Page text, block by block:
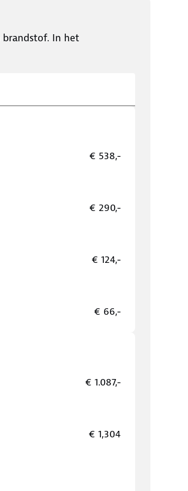
brandstof. In het
€ 538,-
€ 290,-
€ 124,-
€ 66,-
€ 1.087,-
€ 1,304